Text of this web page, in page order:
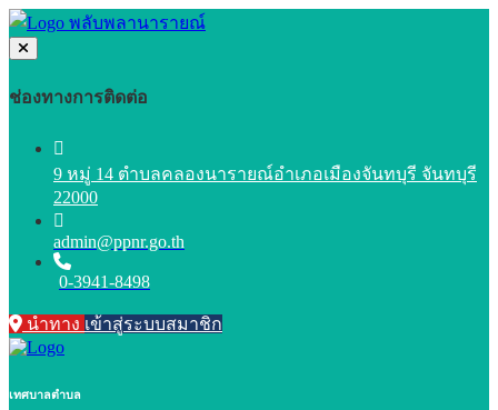
ช่องทางการติดต่อ
9 หมู่ 14 ตำบลคลองนารายณ์อำเภอเมืองจันทบุรี จันทบุรี
22000
admin@ppnr.go.th
0-3941-8498
นำทาง เข้าสู่ระบบสมาชิก
เทศบาลตำบล